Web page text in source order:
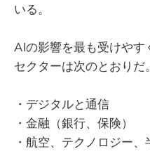
いる。
AIの影響を最も受けや
セクターは次のとおりだ。
・デジタルと通信
・金融（銀行、保険）
・航空、テクノロジー、